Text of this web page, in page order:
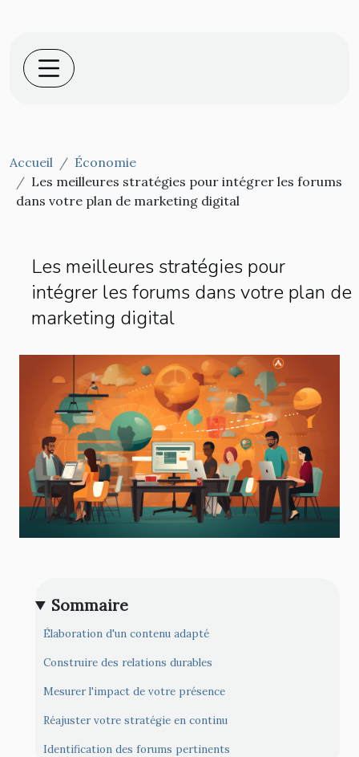
Accueil
Économie
Les meilleures stratégies pour intégrer les forums
dans votre plan de marketing digital
Les meilleures stratégies pour
intégrer les forums dans votre plan de
marketing digital
Sommaire
Élaboration d'un contenu adapté
Construire des relations durables
Mesurer l'impact de votre présence
Réajuster votre stratégie en continu
Identification des forums pertinents